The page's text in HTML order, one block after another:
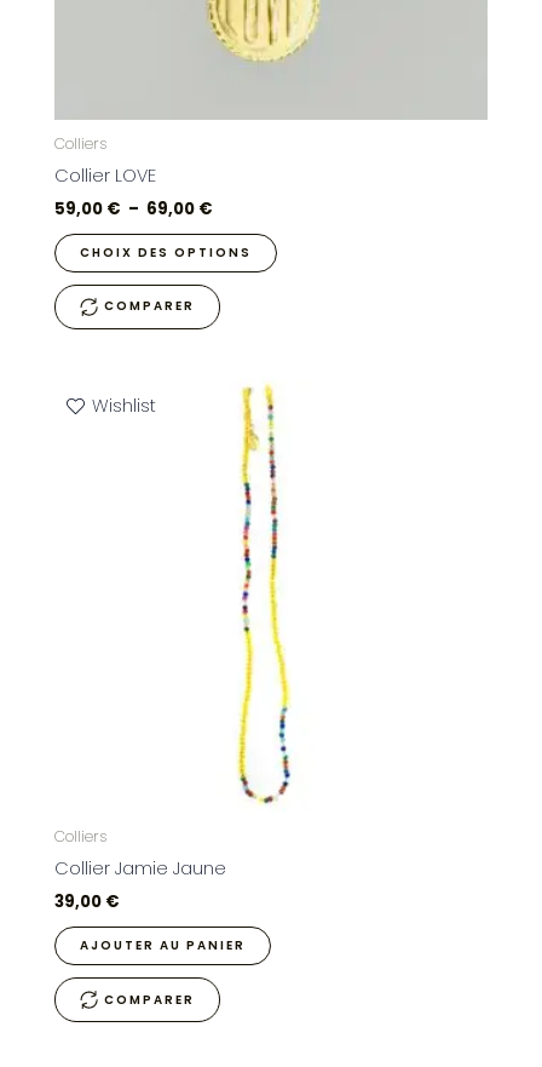
Colliers
Collier LOVE
59,00 € – 69,00 €
CHOIX DES OPTIONS
la
page
COMPARER
Wishlist
Colliers
Collier Jamie Jaune
39,00 €
AJOUTER AU PANIER
COMPARER